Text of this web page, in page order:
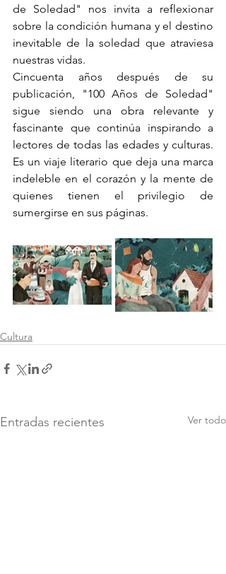
de Soledad" nos invita a reflexionar
sobre la condición humana y el destino
inevitable de la soledad que atraviesa
nuestras vidas.
Cincuenta años después de su
publicación, "100 Años de Soledad"
sigue siendo una obra relevante y
fascinante que continúa inspirando a
lectores de todas las edades y culturas.
Es un viaje literario que deja una marca
indeleble en el corazón y la mente de
quienes tienen el privilegio de
sumergirse en sus páginas.
Cultura
Entradas recientes Ver todo